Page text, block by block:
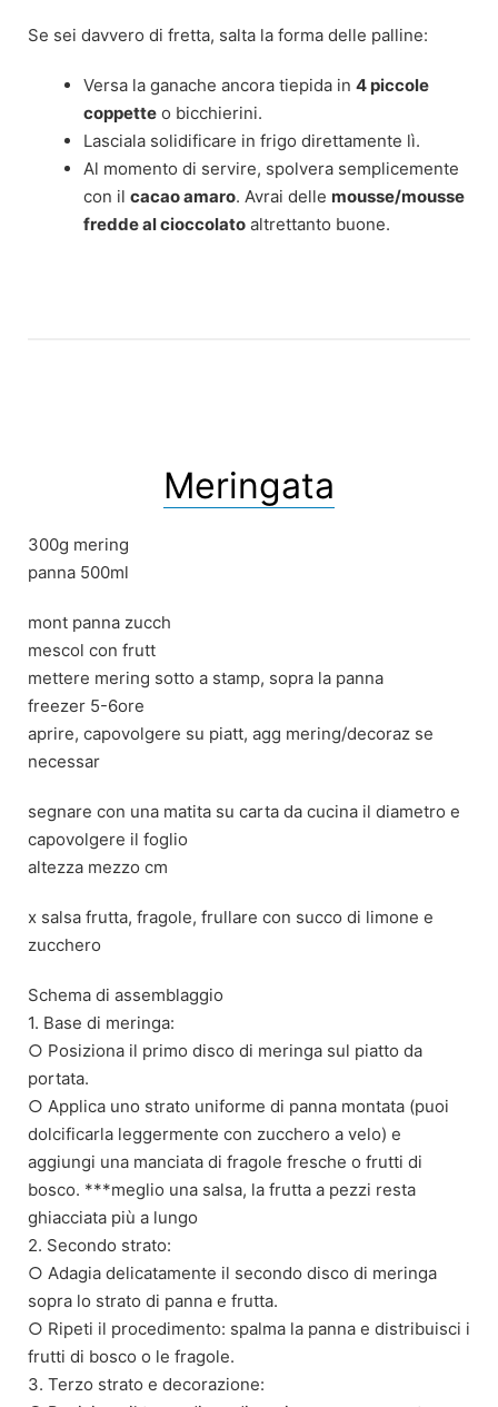
Se sei davvero di fretta, salta la forma delle palline:
Versa la ganache ancora tiepida in 4 piccole
coppette o bicchierini.
Lasciala solidificare in frigo direttamente lì.
Al momento di servire, spolvera semplicemente
con il cacao amaro. Avrai delle mousse/mousse
fredde al cioccolato altrettanto buone.
Meringata
300g mering
panna 500ml
mont panna zucch
mescol con frutt
mettere mering sotto a stamp, sopra la panna
freezer 5-6ore
aprire, capovolgere su piatt, agg mering/decoraz se
necessar
segnare con una matita su carta da cucina il diametro e
capovolgere il foglio
altezza mezzo cm
x salsa frutta, fragole, frullare con succo di limone e
zucchero
Schema di assemblaggio
1. Base di meringa:
○ Posiziona il primo disco di meringa sul piatto da
portata.
○ Applica uno strato uniforme di panna montata (puoi
dolcificarla leggermente con zucchero a velo) e
aggiungi una manciata di fragole fresche o frutti di
bosco. ***meglio una salsa, la frutta a pezzi resta
ghiacciata più a lungo
2. Secondo strato:
○ Adagia delicatamente il secondo disco di meringa
sopra lo strato di panna e frutta.
○ Ripeti il procedimento: spalma la panna e distribuisci i
frutti di bosco o le fragole.
3. Terzo strato e decorazione: